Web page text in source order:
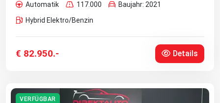
Automatik 117.000
Baujahr: 2021
Hybrid Elektro/Benzin
€ 82.950.- Details
VERFÜGBAR